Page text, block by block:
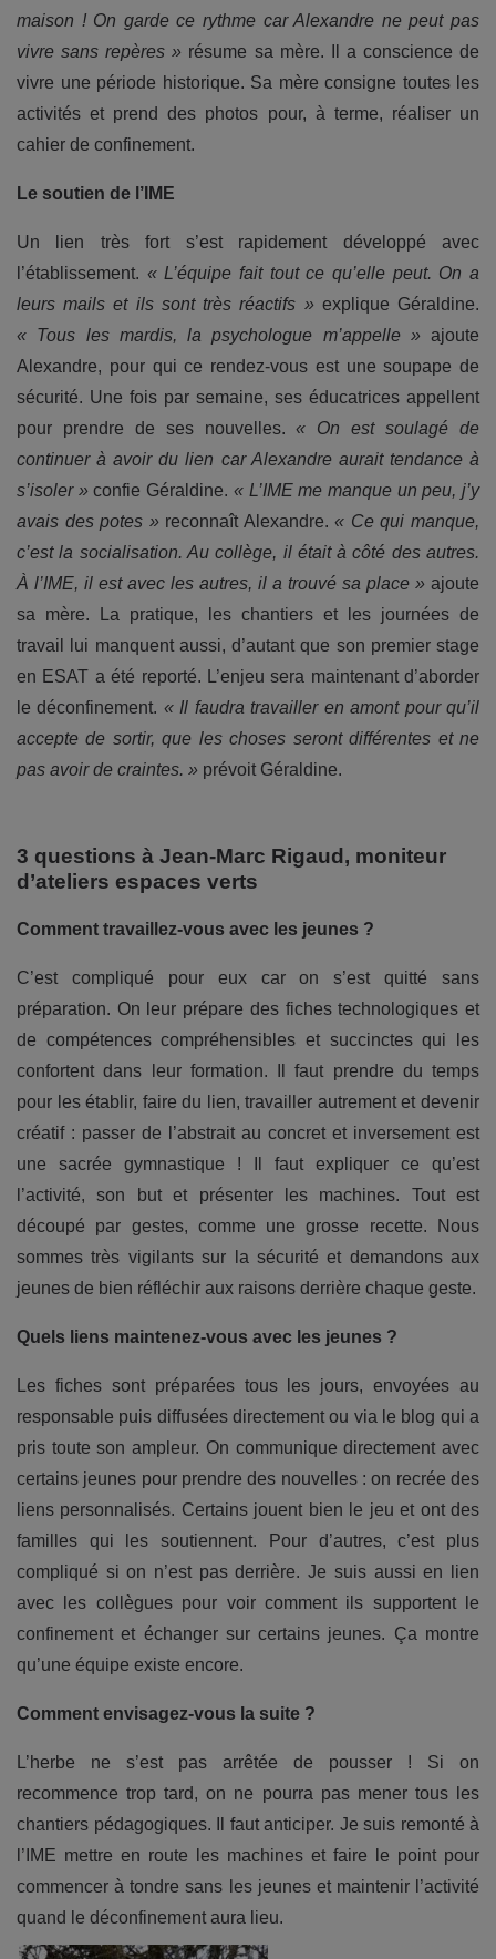
maison ! On garde ce rythme car Alexandre ne peut pas
vivre sans repères » résume sa mère. Il a conscience de
vivre une période historique. Sa mère consigne toutes les
activités et prend des photos pour, à terme, réaliser un
cahier de confinement.
Le soutien de l’IME
Un lien très fort s’est rapidement développé avec
l’établissement. « L’équipe fait tout ce qu’elle peut. On a
leurs mails et ils sont très réactifs » explique Géraldine.
« Tous les mardis, la psychologue m’appelle » ajoute
Alexandre, pour qui ce rendez-vous est une soupape de
sécurité. Une fois par semaine, ses éducatrices appellent
pour prendre de ses nouvelles.« On est soulagé de
continuer à avoir du lien car Alexandre aurait tendance à
s’isoler » confie Géraldine. « L’IME me manque un peu, j’y
avais des potes » reconnaît Alexandre.« Ce qui manque,
c’est la socialisation. Au collège, il était à côté des autres.
À l’IME, il est avec les autres, il a trouvé sa place » ajoute
sa mère. La pratique, les chantiers et les journées de
travail lui manquent aussi, d’autant que son premier stage
en ESAT a été reporté. L’enjeu sera maintenant d’aborder
le déconfinement. « Il faudra travailler en amont pour qu’il
accepte de sortir, que les choses seront différentes et ne
pas avoir de craintes. » prévoit Géraldine.
3 questions à Jean-Marc Rigaud, moniteur
d’ateliers espaces verts
Comment travaillez-vous avec les jeunes ?
C’est compliqué pour eux car on s’est quitté sans
préparation. On leur prépare des fiches technologiques et
de compétences compréhensibles et succinctes qui les
confortent dans leur formation. Il faut prendre du temps
pour les établir, faire du lien, travailler autrement et devenir
créatif : passer de l’abstrait au concret et inversement est
une sacrée gymnastique ! Il faut expliquer ce qu’est
l’activité, son but et présenter les machines. Tout est
découpé par gestes, comme une grosse recette. Nous
sommes très vigilants sur la sécurité et demandons aux
jeunes de bien réfléchir aux raisons derrière chaque geste.
Quels liens maintenez-vous avec les jeunes ?
Les fiches sont préparées tous les jours, envoyées au
responsable puis diffusées directement ou via le blog qui a
pris toute son ampleur. On communique directement avec
certains jeunes pour prendre des nouvelles : on recrée des
liens personnalisés. Certains jouent bien le jeu et ont des
familles qui les soutiennent. Pour d’autres, c’est plus
compliqué si on n’est pas derrière. Je suis aussi en lien
avec les collègues pour voir comment ils supportent le
confinement et échanger sur certains jeunes. Ça montre
qu’une équipe existe encore.
Comment envisagez-vous la suite ?
L’herbe ne s’est pas arrêtée de pousser ! Si on
recommence trop tard, on ne pourra pas mener tous les
chantiers pédagogiques. Il faut anticiper. Je suis remonté à
l’IME mettre en route les machines et faire le point pour
commencer à tondre sans les jeunes et maintenir l’activité
quand le déconfinement aura lieu.